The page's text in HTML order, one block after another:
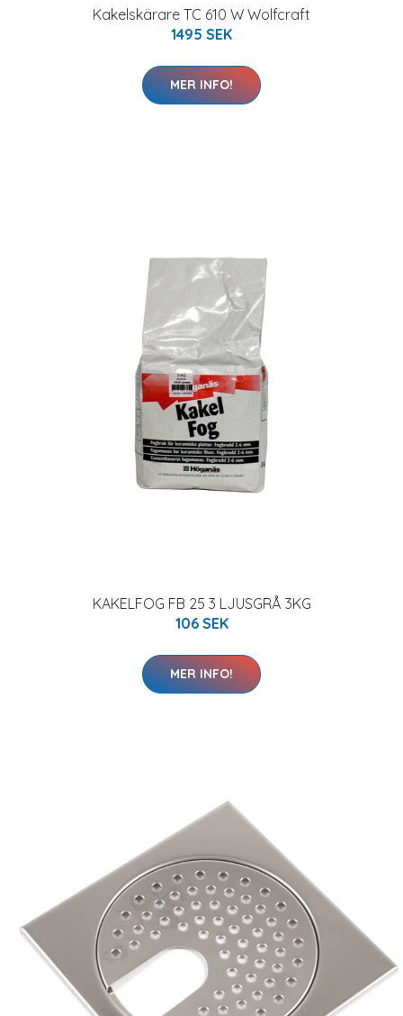
Kakelskärare TC 610 W Wolfcraft
1495 SEK
MER INFO!
KAKELFOG FB 25 3 LJUSGRÅ 3KG
106 SEK
MER INFO!